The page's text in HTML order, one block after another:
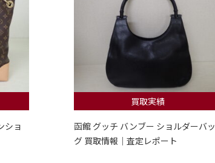
ショ
買取実績
函館 グッチ バンブー ショルダーバッ
グ 買取情報｜査定レポート